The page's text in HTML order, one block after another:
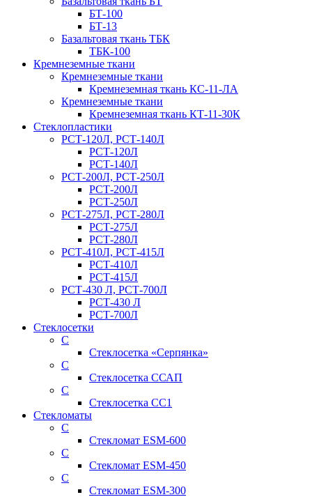
БТ-100
БТ-13
Базальтовая ткань ТБК
ТБК-100
Кремнеземные ткани
Кремнеземные ткани
Кремнеземная ткань КС-11-ЛА
Кремнеземные ткани
Кремнеземная ткань КТ-11-30К
Стеклопластики
РСТ-120Л, РСТ-140Л
РСТ-120Л
РСТ-140Л
РСТ-200Л, РСТ-250Л
РСТ-200Л
РСТ-250Л
РСТ-275Л, РСТ-280Л
РСТ-275Л
РСТ-280Л
РСТ-410Л, РСТ-415Л
РСТ-410Л
РСТ-415Л
РСТ-430 Л, РСТ-700Л
РСТ-430 Л
РСТ-700Л
Стеклосетки
С
Стеклосетка «Серпянка»
С
Стеклосетка ССАП
С
Стеклосетка СС1
Стекломаты
С
Стекломат ESM-600
С
Стекломат ESM-450
С
Стекломат ESM-300